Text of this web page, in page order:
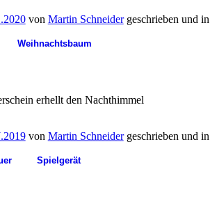
von Martin Schneidergeschrieben und in
Weihnachtsbaum
erhellt den Nachthimmel
von Martin Schneidergeschrieben und in
Spielgerät